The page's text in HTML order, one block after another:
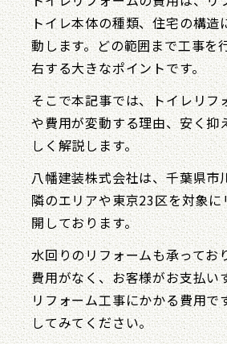
トイレ本体の種類、住宅の構造
動します。どの範囲まで工事を
右する大きなポイントです。
そこで本記事では、トイレリフ
や費用が変動する理由、安く抑
しく解説します。
八幡建装株式会社は、千葉県市
隣のエリアや東京23区を対象
開しております。
水回りのリフォームも承ってお
費用がなく、お客様がお支払い
リフォーム工事にかかる費用で
してみてください。